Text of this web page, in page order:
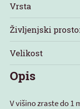
Vrsta
Življenjski
Velikost
Opis
V višino zraste do 1